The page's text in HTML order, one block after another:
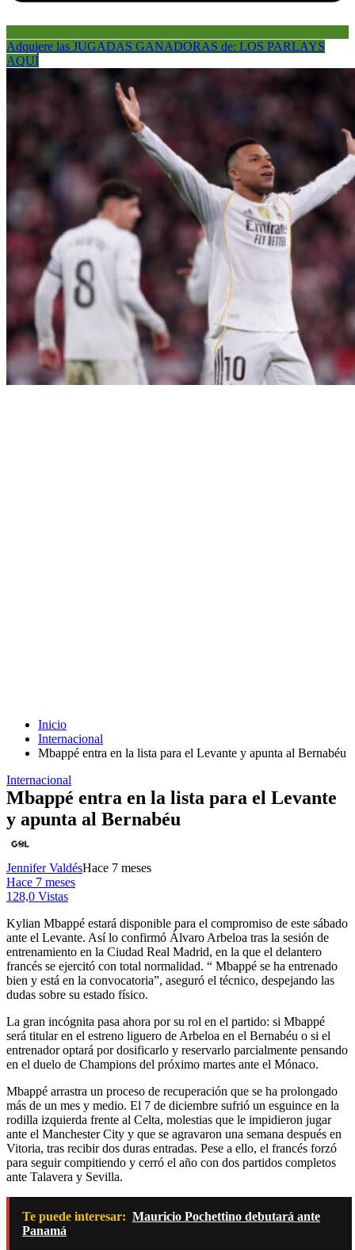
Adquiere las JUGADAS GANADORAS de: LOS PARLAYS
AQUÍ
Inicio
Internacional
Mbappé entra en la lista para el Levante y apunta al Bernabéu
Internacional
Mbappé entra en la lista para el Levante
y apunta al Bernabéu
Jennifer ValdésHace 7 meses
Hace 7 meses
128,0 Vistas
Kylian Mbappé estará disponible para el compromiso de este sábado
ante el Levante. Así lo confirmó Álvaro Arbeloa tras la sesión de
entrenamiento en la Ciudad Real Madrid, en la que el delantero
francés se ejercitó con total normalidad. “ Mbappé se ha entrenado
bien y está en la convocatoria”, aseguró el técnico, despejando las
dudas sobre su estado físico.
La gran incógnita pasa ahora por su rol en el partido: si Mbappé
será titular en el estreno liguero de Arbeloa en el Bernabéu o si el
entrenador optará por dosificarlo y reservarlo parcialmente pensando
en el duelo de Champions del próximo martes ante el Mónaco.
Mbappé arrastra un proceso de recuperación que se ha prolongado
más de un mes y medio. El 7 de diciembre sufrió un esguince en la
rodilla izquierda frente al Celta, molestias que le impidieron jugar
ante el Manchester City y que se agravaron una semana después en
Vitoria, tras recibir dos duras entradas. Pese a ello, el francés forzó
para seguir compitiendo y cerró el año con dos partidos completos
ante Talavera y Sevilla.
Te puede interesar: Mauricio Pochettino debutará ante
Panamá